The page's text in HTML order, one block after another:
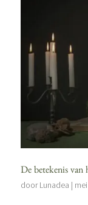
De betekenis van
doorLunadea |